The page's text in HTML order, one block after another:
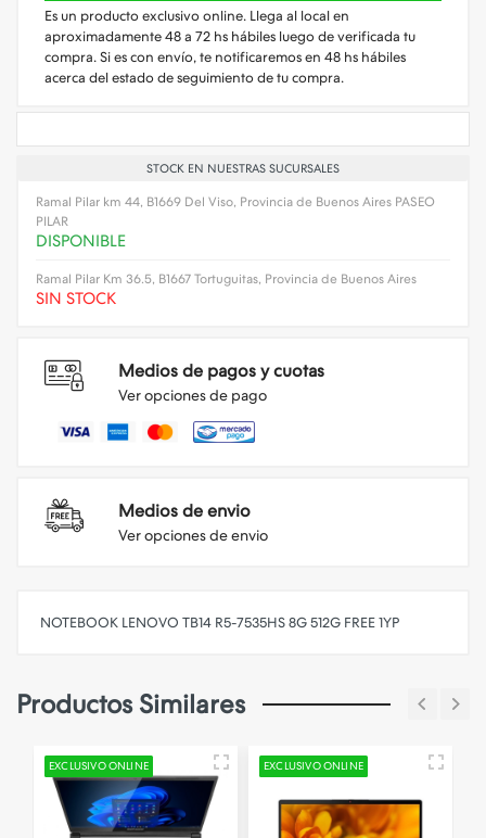
Es un producto exclusivo online. Llega al local en
aproximadamente 48 a 72 hs hábiles luego de verificada tu
compra. Si es con envío, te notificaremos en 48 hs hábiles
acerca del estado de seguimiento de tu compra.
STOCK EN NUESTRAS SUCURSALES
Ramal Pilar km 44, B1669 Del Viso, Provincia de Buenos Aires PASEO
PILAR
DISPONIBLE
Ramal Pilar Km 36.5, B1667 Tortuguitas, Provincia de Buenos Aires
SIN STOCK
Medios de pagos y cuotas
Ver opciones de pago
Medios de envio
Ver opciones de envio
NOTEBOOK LENOVO TB14 R5-7535HS 8G 512G FREE 1YP
Productos Similares
EXCLUSIVO ONLINE EXCLUSIVO ONLINE